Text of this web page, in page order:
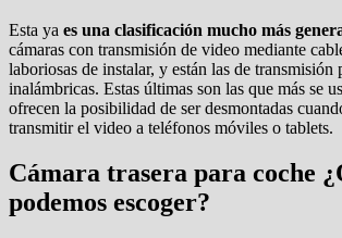
Esta ya es una clasificación mucho más
cámaras con transmisión de video mediante
laboriosas de instalar, y están las de transmisión
inalámbricas. Estas últimas son las que más se
ofrecen la posibilidad de ser desmontadas
transmitir el video a teléfonos móviles o tablets.
Cámara trasera para coche
podemos escoger?